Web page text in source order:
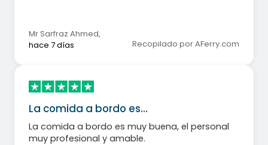
Mr Sarfraz Ahmed,
hace 7 días
Recopilado por AFerry.com
La comida a bordo es…
La comida a bordo es muy buena, el personal
muy profesional y amable.